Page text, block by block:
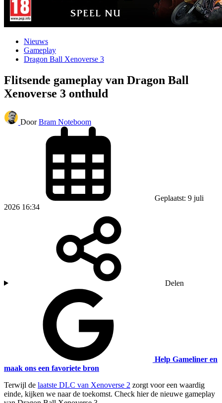
Nieuws
Gameplay
Dragon Ball Xenoverse 3
Flitsende gameplay van Dragon Ball
Xenoverse 3 onthuld
Door Bram Noteboom
Geplaatst: 9 juli
2026 16:34
Delen
Help Gameliner en
maak ons een favoriete bron
Terwijl de laatste DLC van Xenoverse 2 zorgt voor een waardig
einde, kijken we naar de toekomst. Check hier de nieuwe gameplay